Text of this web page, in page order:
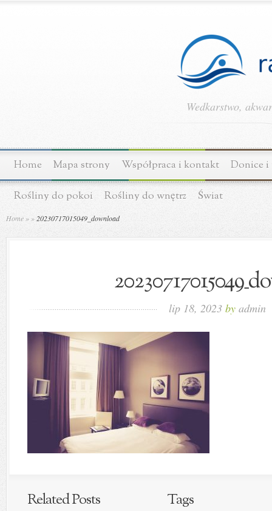
Wedkarstwo,
Home Mapa strony Współpraca i kontakt Donice i
Rośliny do pokoi Rośliny do wnętrz Świat
Home » » 20230717015049_download
lip 18, 2023 by admin
Related Posts Tags